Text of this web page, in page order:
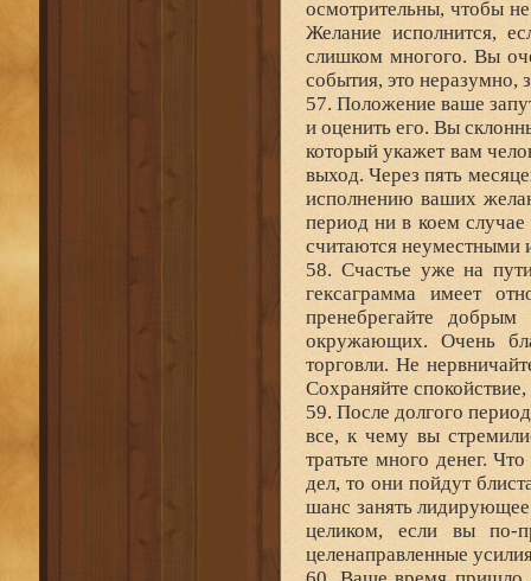
осмотрительны, чтобы
Желание исполнится,
слишком многого. Вы
события, это неразумно,
57. Положение ваше
и оценить его. Вы
который укажет вам
выход. Через пять
исполнению ваших
период ни в коем случае
считаются
58. Счастье уже на
гексаграмма имеет
пренебрегайте
окружающих. Очень
торговли. Не
Сохраняйте
59. После долгого
все, к чему вы
тратьте много денег.
дел, то они пойдут
шанс занять
целиком, если вы по-
целенаправленные